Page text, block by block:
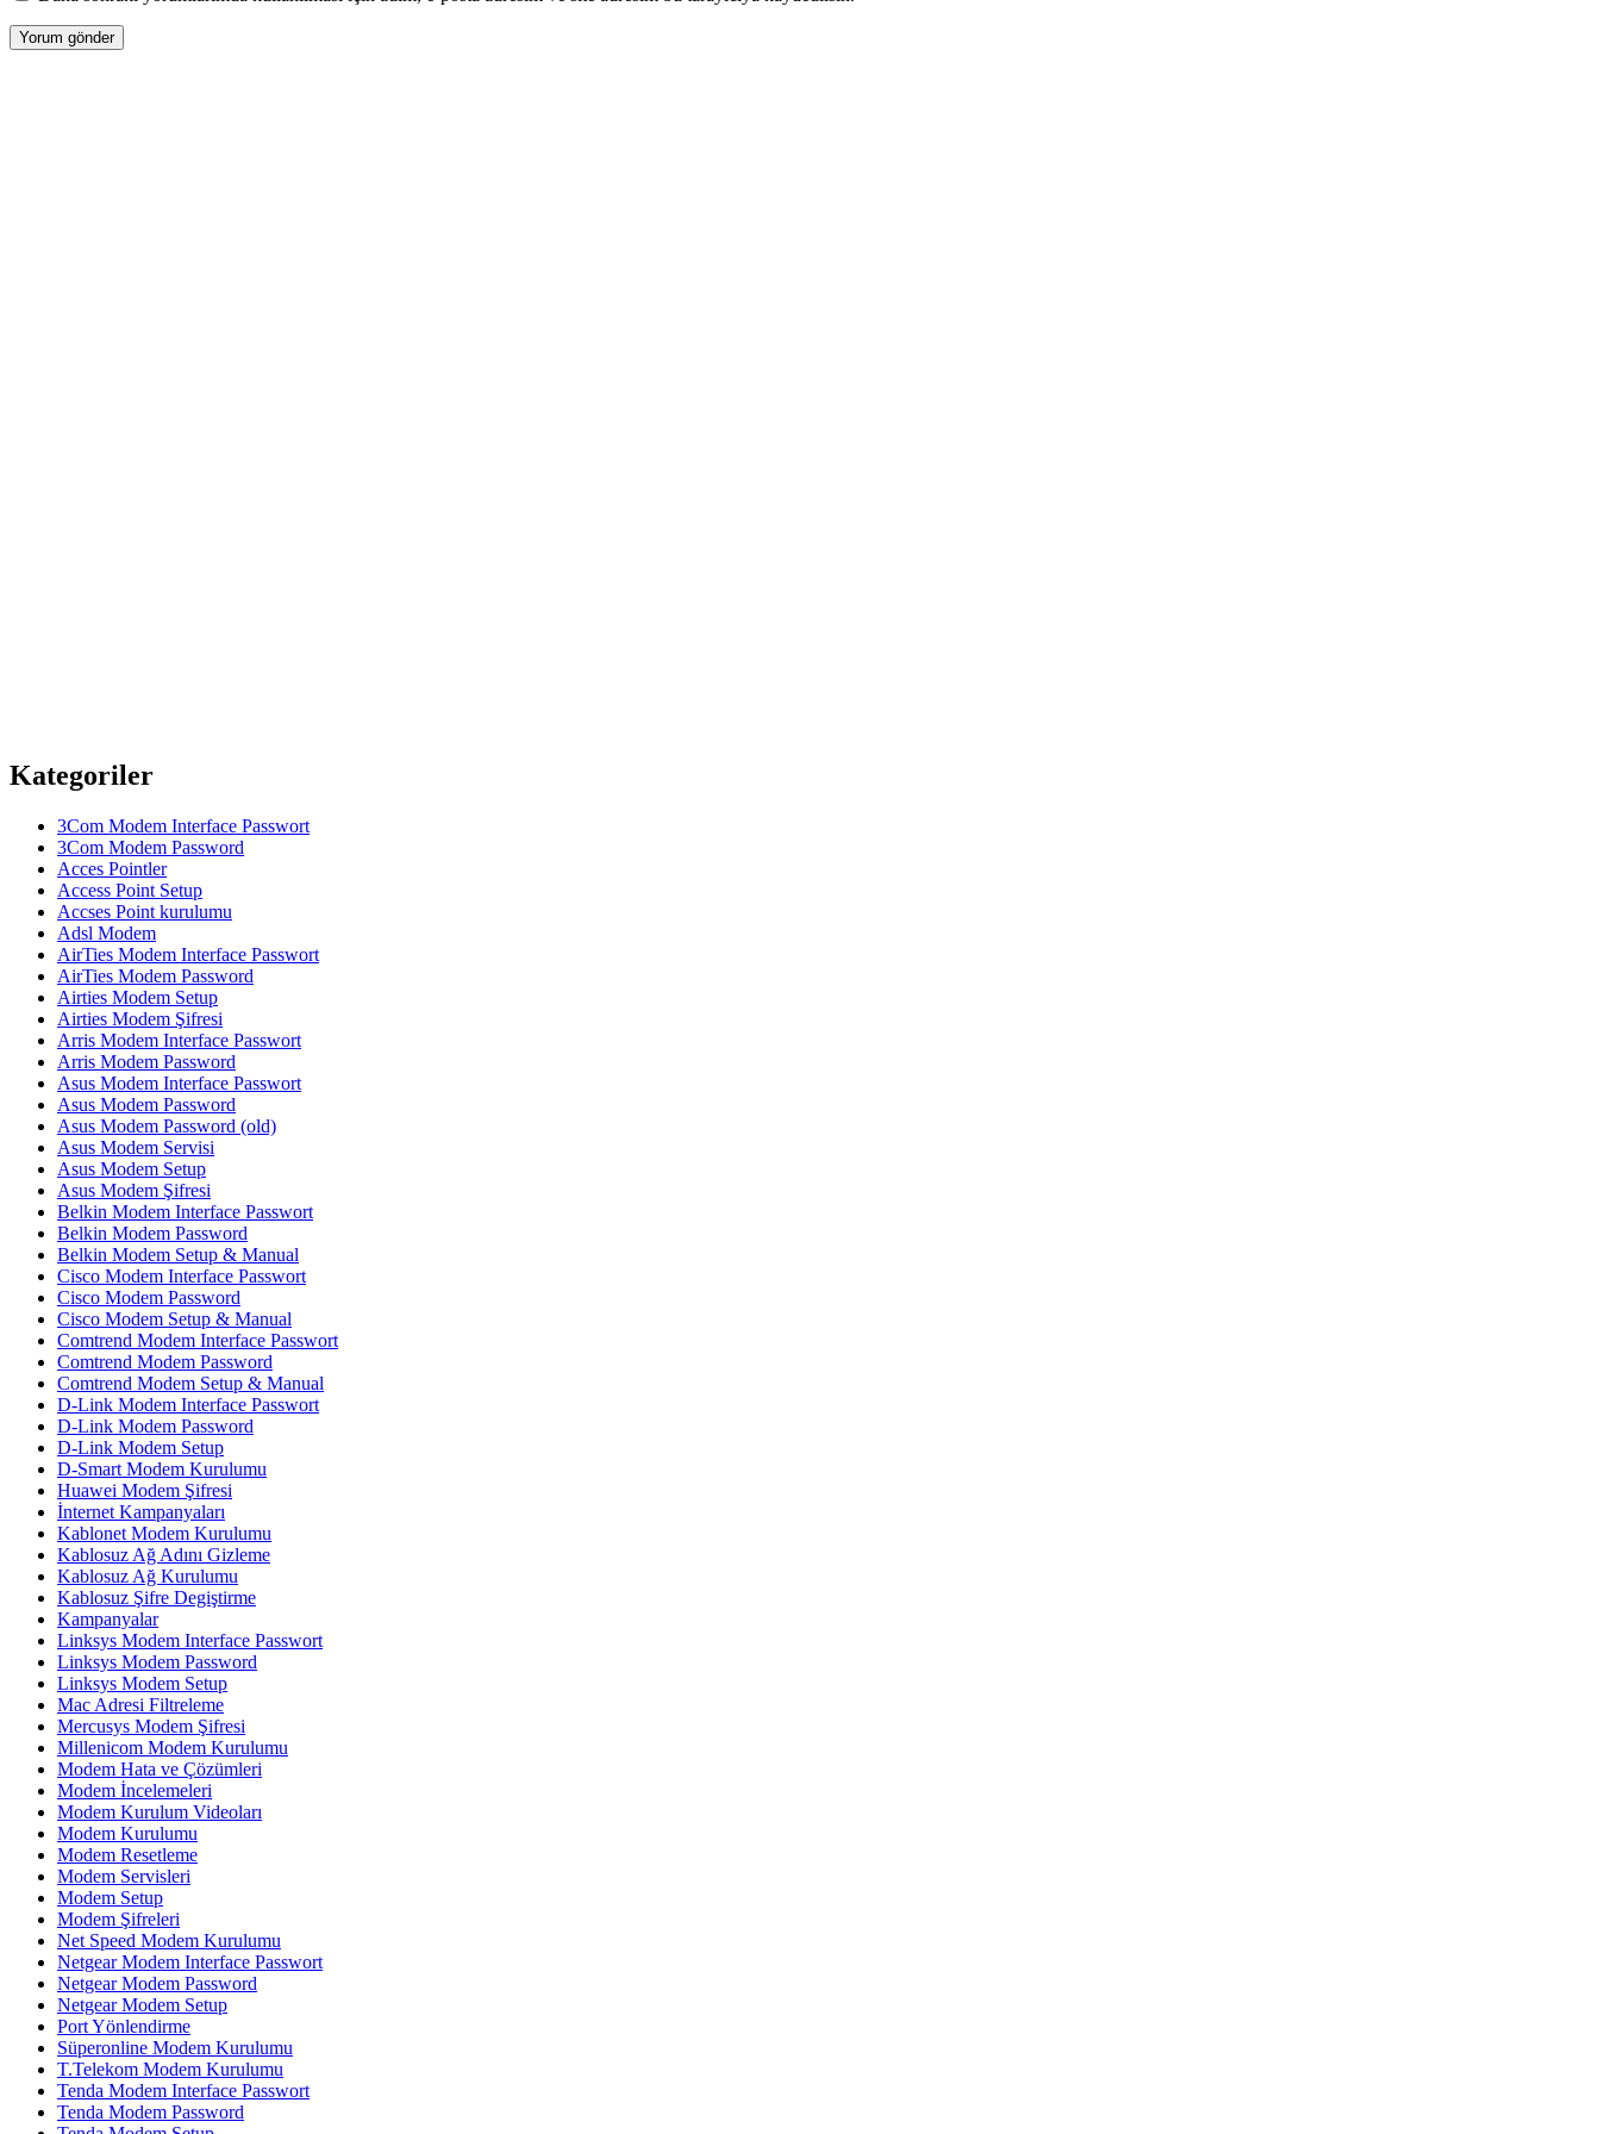
Kategoriler
3Com Modem Interface Passwort
3Com Modem Password
Acces Pointler
Access Point Setup
Accses Point kurulumu
Adsl Modem
AirTies Modem Interface Passwort
AirTies Modem Password
Airties Modem Setup
Airties Modem Şifresi
Arris Modem Interface Passwort
Arris Modem Password
Asus Modem Interface Passwort
Asus Modem Password
Asus Modem Password (old)
Asus Modem Servisi
Asus Modem Setup
Asus Modem Şifresi
Belkin Modem Interface Passwort
Belkin Modem Password
Belkin Modem Setup & Manual
Cisco Modem Interface Passwort
Cisco Modem Password
Cisco Modem Setup & Manual
Comtrend Modem Interface Passwort
Comtrend Modem Password
Comtrend Modem Setup & Manual
D-Link Modem Interface Passwort
D-Link Modem Password
D-Link Modem Setup
D-Smart Modem Kurulumu
Huawei Modem Şifresi
İnternet Kampanyaları
Kablonet Modem Kurulumu
Kablosuz Ağ Adını Gizleme
Kablosuz Ağ Kurulumu
Kablosuz Şifre Degiştirme
Kampanyalar
Linksys Modem Interface Passwort
Linksys Modem Password
Linksys Modem Setup
Mac Adresi Filtreleme
Mercusys Modem Şifresi
Millenicom Modem Kurulumu
Modem Hata ve Çözümleri
Modem İncelemeleri
Modem Kurulum Videoları
Modem Kurulumu
Modem Resetleme
Modem Servisleri
Modem Setup
Modem Şifreleri
Net Speed Modem Kurulumu
Netgear Modem Interface Passwort
Netgear Modem Password
Netgear Modem Setup
Port Yönlendirme
Süperonline Modem Kurulumu
T.Telekom Modem Kurulumu
Tenda Modem Interface Passwort
Tenda Modem Password